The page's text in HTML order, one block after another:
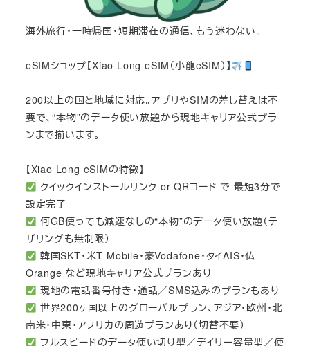
海外旅行・一時帰国・短期滞在の通信、もう迷わない。
eSIMショップ【Xiao Long eSIM（小龍eSIM）】
200以上の国と地域に対応。アプリやSIMの差し替えは不
要で、“本物”のデータ使い放題から現地キャリア公式プラ
ンまで揃います。
【Xiao Long eSIMの特徴】
クイックインストールリンク or QRコード で 最短3分で
設定完了
何GB使っても減速なしの“本物”のデータ使い放題（テ
ザリングも無制限）
韓国SKT・米T-Mobile・豪Vodafone・タイAIS・仏
Orange など現地キャリア公式プランあり
現地の電話番号付き・通話／SMS込みのプランもあり
世界200ヶ国以上のグローバルプラン、アジア・欧州・北
南米・中東・アフリカの周遊プランあり（切替不要）
フルスピードのデータ使い切り型／デイリー容量型／使